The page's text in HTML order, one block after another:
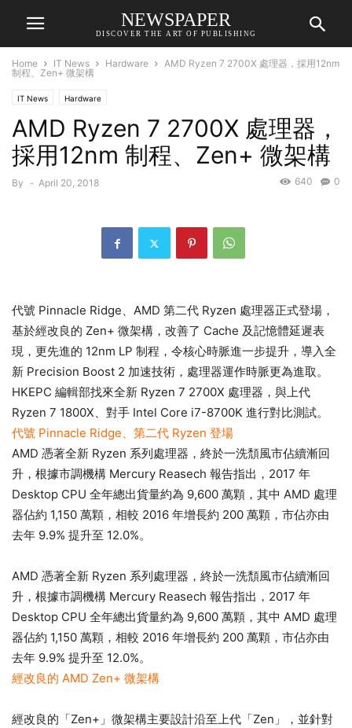
NEWSPAPER
DISCOVER THE ART OF PUBLISHING
Home IT News Hardware
AMD Ryzen 7 2700X 處理器，採用12nm
制程、Zen+ 微架構
IT News Hardware
AMD Ryzen 7 2700X 處理器，
採用12nm 制程、Zen+ 微架構
By - April 20, 2018 0
640
代號 Pinnacle Ridge、AMD 第二代 Ryzen 處理器正式登場，
基於經改良的 Zen+ 微架構，改善了 Cache 及記憶體延遲表
現，更先進的 12nm LP 制程，令核心時脈進一步提升，導入全
新 Precision Boost 2 加速技術，處理器運作時脈更為進取。
HKEPC 編輯部找來全新 Ryzen 7 2700X 處理器，與上代
Ryzen 7 1800X、對手 Intel Core i7-8700K 進行對比測試。
代號 Pinnacle Ridge、第二代 Ryzen 登場
AMD 憑著全新 Ryzen 系列處理器，終於一洗頹風市佔續漸回
升，根據市調機構 Mercury Reasech 報告指出，2017 年
Desktop CPU 全年總出貨量約為 9,600 萬顆，其中 AMD 處理
器佔約 1,150 萬顆，相較 2016 年增長約 200 萬顆，市佔亦由
去年 9.9% 提升至 12.0%。
AMD 憑著全新 Ryzen 系列處理器，終於一洗頹風市佔續漸回
升，根據市調機構 Mercury Reasech 報告指出，2017 年
Desktop CPU 全年總出貨量約為 9,600 萬顆，其中 AMD 處理
器佔約 1,150 萬顆，相較 2016 年增長約 200 萬顆，市佔亦由
去年 9.9% 提升至 12.0%。
經改良的 AMD Zen+ 微架構
經改良的「Zen+」微架構主要設計沿至上代「Zen」，並針對